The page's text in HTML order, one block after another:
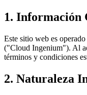
1. Información
Este sitio web es
("Cloud Ingenium"). Al
términos y condiciones
2. Naturaleza